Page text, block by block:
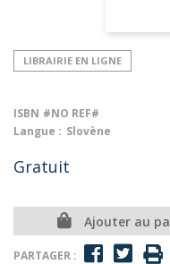
LIBRAIRIE EN LIGNE
ISBN #NO REF#
Langue : Slovène
Gratuit
Ajouter au
PARTAGER :